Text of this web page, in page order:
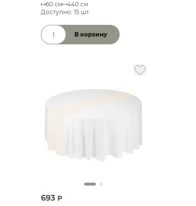
60 см
440 см
Доступно: 15 шт.
Количество товара
В корзину
693 P